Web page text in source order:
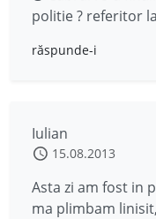
politie ? referitor
răspunde-i
Iulian
15.08.2013
Asta zi am fost in
ma plimbam